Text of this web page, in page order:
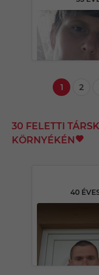
1 2
30 FELETTI
KÖRNYÉKÉN
40